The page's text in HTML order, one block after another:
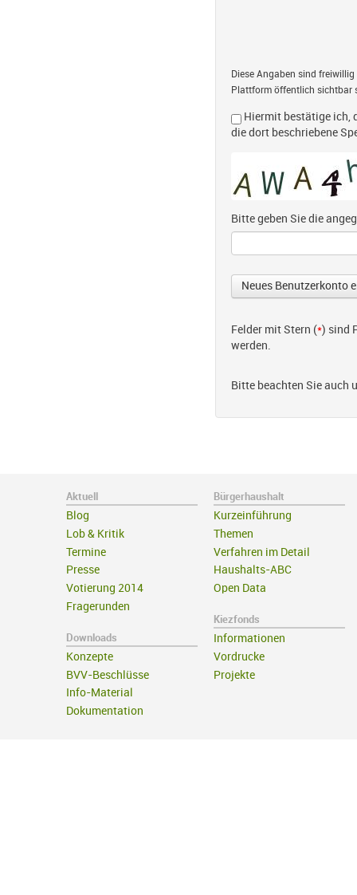
Diese Angaben sind
Plattform öffentlich sichtbar
Hiermit bestätige ich,
die dort beschriebene
Bitte geben Sie die
Felder mit Stern (*) sind
werden.
Bitte beachten Sie auch
Aktuell
Blog
Lob & Kritik
Termine
Presse
Votierung 2014
Fragerunden
Downloads
Konzepte
BVV-Beschlüsse
Info-Material
Dokumentation
Bürgerhaushalt
Kurzeinführung
Themen
Verfahren im Detail
Haushalts-ABC
Open Data
Kiezfonds
Informationen
Vordrucke
Projekte